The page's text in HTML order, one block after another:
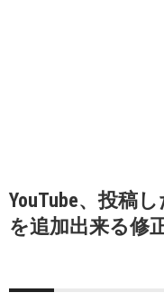
YouTube、投稿
を追加出来る修